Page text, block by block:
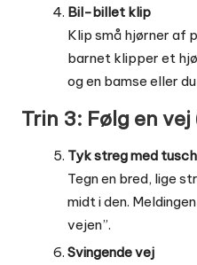
Bil-billet klip
Klip små hjørner af
barnet klipper et
og en bamse eller
Trin 3: Følg en
Tyk streg med tusch
Tegn en bred, lige
midt i den.
vejen”.
Svingende vej